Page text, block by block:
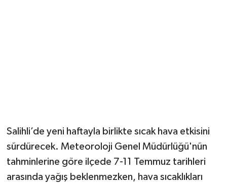
Salihli’de yeni haftayla birlikte sıcak hava etkisini
sürdürecek. Meteoroloji Genel Müdürlüğü'nün
tahminlerine göre ilçede 7-11 Temmuz tarihleri
arasında yağış beklenmezken, hava sıcaklıkları